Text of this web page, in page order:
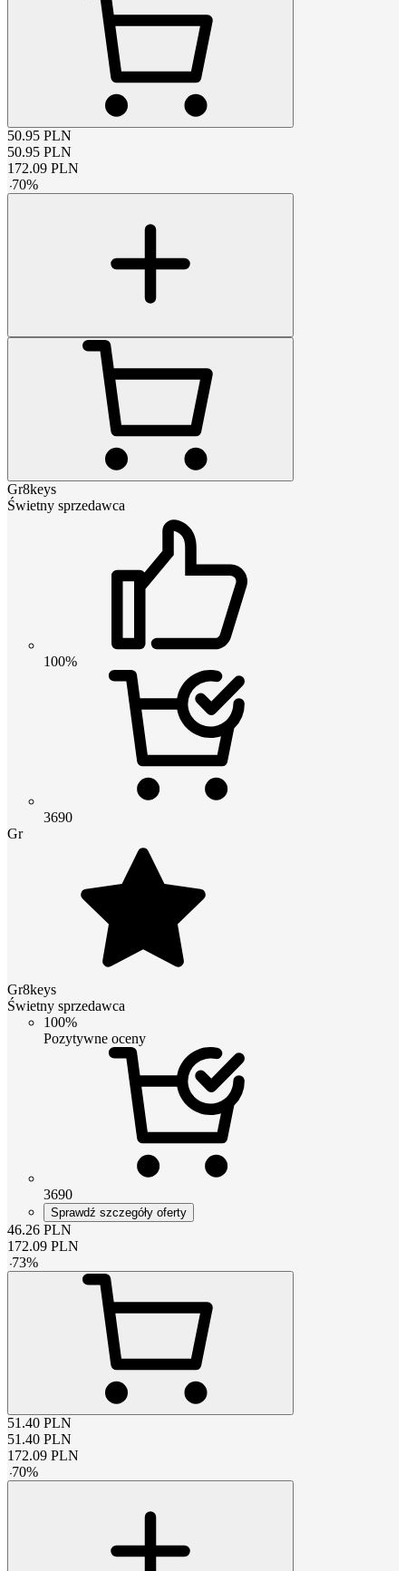
50.95 PLN
50.95 PLN
172.09 PLN
-70%
Gr8keys
Świetny sprzedawca
100%
3690
Gr
Gr8keys
Świetny sprzedawca
100%
Pozytywne oceny
3690
Sprawdź szczegóły oferty
46.26 PLN
172.09 PLN
-73%
51.40 PLN
51.40 PLN
172.09 PLN
-70%